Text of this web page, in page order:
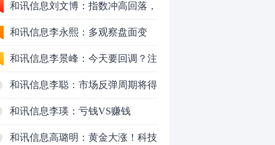
和讯信息刘文博：指数冲高回落，
注意三个现象
和讯信息李永熙：多观察盘面变
化，耐心等待成交量放大
和讯信息李景峰：今天要回调？注
意这个信号！
和讯信息李聪：市场反弹周期将得
以延长
和讯信息李瑛：亏钱VS赚钱
和讯信息高璐明：黄金大涨！科技